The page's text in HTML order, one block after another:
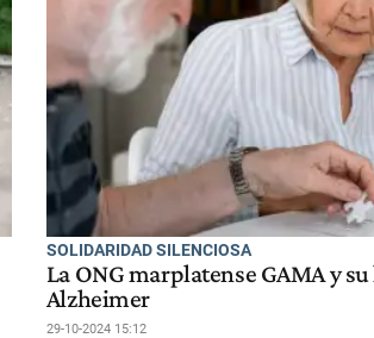
SOLIDARIDAD SILENCIOSA
La ONG marplatense GAMA y
Alzheimer
29-10-2024 15:12